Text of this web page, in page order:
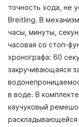
точность хода, не
Breitling. В
часы, минуты,
часовая со стоп-
хронографа: 60
закручивающаяся
в воде. В
каучуковый
раскладывающейся